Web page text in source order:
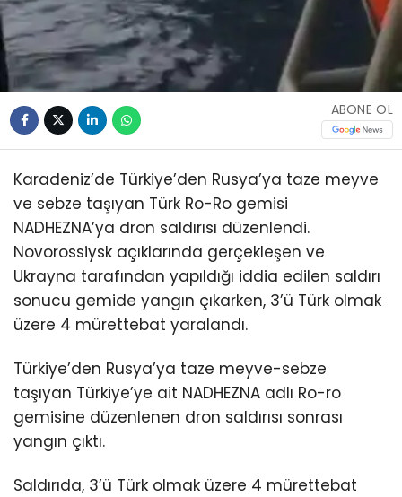
ABONE OL
Karadeniz’de Türkiye’den Rusya’ya taze meyve
ve sebze taşıyan Türk Ro-Ro gemisi
NADHEZNA’ya dron saldırısı düzenlendi.
Novorossiysk açıklarında gerçekleşen ve
Ukrayna tarafından yapıldığı iddia edilen saldırı
sonucu gemide yangın çıkarken, 3’ü Türk olmak
üzere 4 mürettebat yaralandı.
Türkiye’den Rusya’ya taze meyve-sebze
taşıyan Türkiye’ye ait NADHEZNA adlı Ro-ro
gemisine düzenlenen dron saldırısı sonrası
yangın çıktı.
Saldırıda, 3’ü Türk olmak üzere 4 mürettebat